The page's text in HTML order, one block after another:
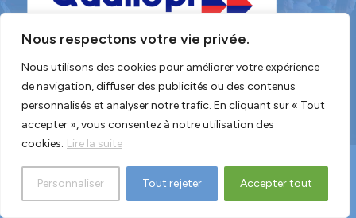
Nous respectons votre vie privée.
Nous utilisons des cookies pour améliorer votre expérience
de navigation, diffuser des publicités ou des contenus
personnalisés et analyser notre trafic. En cliquant sur « Tout
accepter », vous consentez à notre utilisation des
cookies. Lire la suite
Personnaliser Tout rejeter Accepter tout
Copyright © 2026 SGGLNA -Mentions légales -RGPD-CGV-ÉTHIQUE &
CONFORMITÉ | GL events